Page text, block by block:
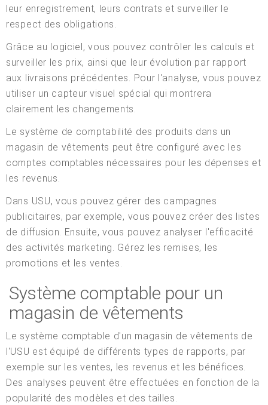
leur enregistrement, leurs contrats et surveiller le
respect des obligations.
Grâce au logiciel, vous pouvez contrôler les calculs et
surveiller les prix, ainsi que leur évolution par rapport
aux livraisons précédentes. Pour l'analyse, vous pouvez
utiliser un capteur visuel spécial qui montrera
clairement les changements.
Le système de comptabilité des produits dans un
magasin de vêtements peut être configuré avec les
comptes comptables nécessaires pour les dépenses et
les revenus.
Dans USU, vous pouvez gérer des campagnes
publicitaires, par exemple, vous pouvez créer des listes
de diffusion. Ensuite, vous pouvez analyser l'efficacité
des activités marketing. Gérez les remises, les
promotions et les ventes.
Système comptable pour un
magasin de vêtements
Le système comptable d'un magasin de vêtements de
l'USU est équipé de différents types de rapports, par
exemple sur les ventes, les revenus et les bénéfices.
Des analyses peuvent être effectuées en fonction de la
popularité des modèles et des tailles.